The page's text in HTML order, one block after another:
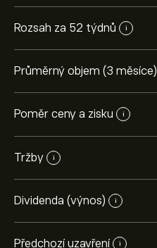
Rozsah za 52 týdnů i
Průměrný objem (3 měsíce)
Poměr ceny a zisku i
Tržby i
Dividenda (výnos) i
Předchozí uzavření i